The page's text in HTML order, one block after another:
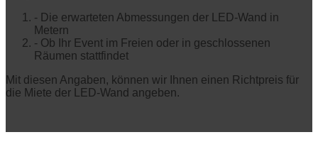
- Die erwarteten Abmessungen der LED-Wand in
Metern
- Ob Ihr Event im Freien oder in geschlossenen
Räumen stattfindet
Mit diesen Angaben, können wir Ihnen einen Richtpreis für
die Miete der LED-Wand angeben.